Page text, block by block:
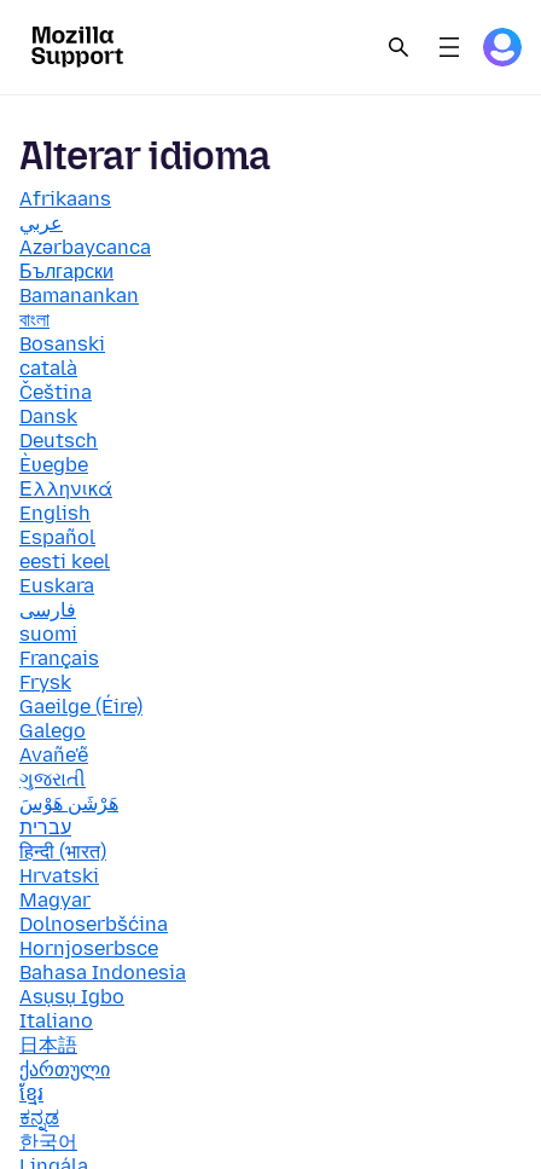
Alterar idioma
Afrikaans
عربي
Azərbaycanca
Български
Bamanankan
বাংলা
Bosanski
català
Čeština
Dansk
Deutsch
Èʋegbe
Ελληνικά
English
Español
eesti keel
Euskara
فارسی
suomi
Français
Frysk
Gaeilge (Éire)
Galego
Avañe'ẽ
ગુજરાતી
هَرْشَن هَوْسَ
עברית
हिन्दी (भारत)
Hrvatski
Magyar
Dolnoserbšćina
Hornjoserbsce
Bahasa Indonesia
Asụsụ Igbo
Italiano
日本語
ქართული
ខ្មែរ
ಕನ್ನಡ
한국어